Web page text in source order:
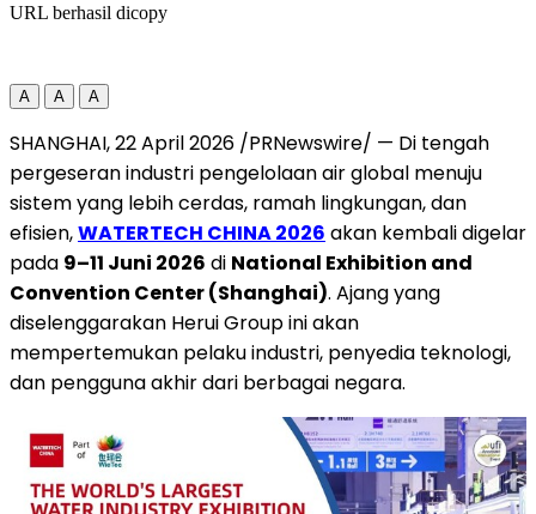
URL berhasil dicopy
A A A
SHANGHAI, 22 April 2026 /PRNewswire/ — Di tengah
pergeseran industri pengelolaan air global menuju
sistem yang lebih cerdas, ramah lingkungan, dan
efisien,WATERTECH CHINA 2026 akan kembali digelar
pada 9–11 Juni 2026 di National Exhibition and
Convention Center (Shanghai). Ajang yang
diselenggarakan Herui Group ini akan
mempertemukan pelaku industri, penyedia teknologi,
dan pengguna akhir dari berbagai negara.